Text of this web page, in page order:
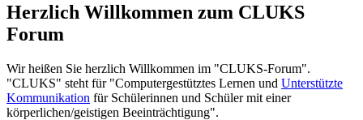
Herzlich Willkommen zum CLUKS
Forum
Wir heißen Sie herzlich Willkommen im "CLUKS-Forum".
"CLUKS" steht für "Computergestütztes Lernen und Unterstützte
Kommunikation für Schülerinnen und Schüler mit einer
körperlichen/geistigen Beeinträchtigung".